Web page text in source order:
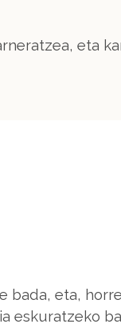
eta
bada, eta,
eskuratzeko